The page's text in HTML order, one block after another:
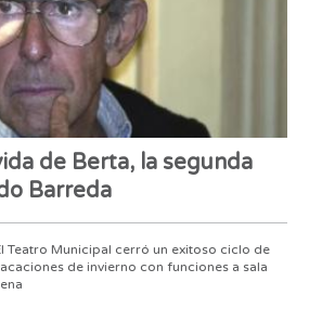
de Berta, la segunda
Barreda
Teatro Municipal cerró un exitoso ciclo de
de invierno con funciones a sala